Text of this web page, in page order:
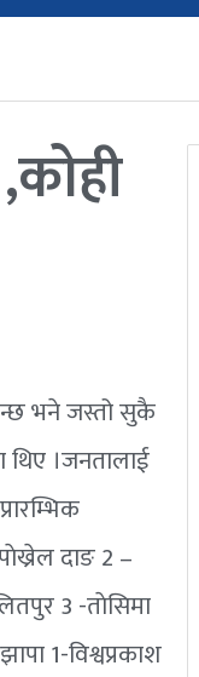
भने जस्तो सुकै
थिए ।जनतालाई
दाङ 2 –
3 -ताेसिमा
1-विश्वप्रकाश